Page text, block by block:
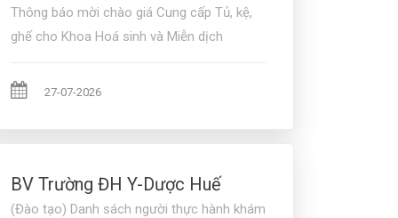
Thông báo mời chào giá Cung cấp Tủ, kệ,
ghế cho Khoa Hoá sinh và Miễn dịch
27-07-2026
BV Trường ĐH Y-Dược Huế
(Đào tạo) Danh sách người thực hành khám